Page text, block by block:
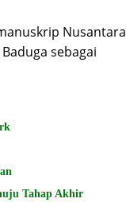
Nusantara
sebagai
Tahap Akhir